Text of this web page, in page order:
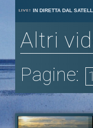
IN DIRETTA DAL
Altri
Pagine: 1